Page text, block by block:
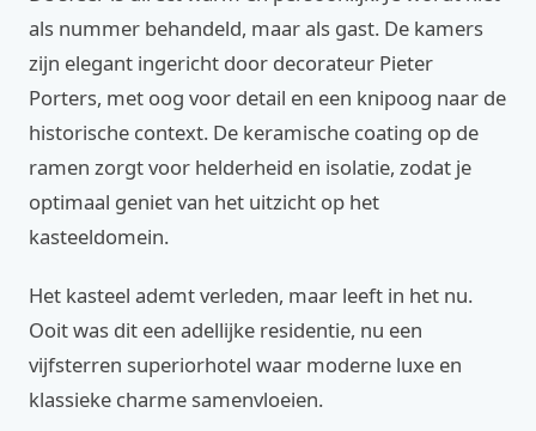
als nummer behandeld, maar als gast. De kamers
zijn elegant ingericht door decorateur Pieter
Porters, met oog voor detail en een knipoog naar de
historische context. De keramische coating op de
ramen zorgt voor helderheid en isolatie, zodat je
optimaal geniet van het uitzicht op het
kasteeldomein.
Het kasteel ademt verleden, maar leeft in het nu.
Ooit was dit een adellijke residentie, nu een
vijfsterren superiorhotel waar moderne luxe en
klassieke charme samenvloeien.